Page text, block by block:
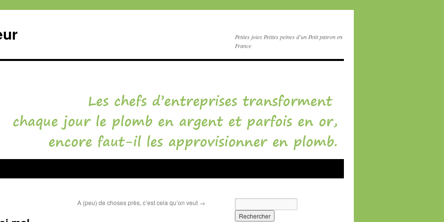
Petites joies Petites peines d'un Petit patron en
France
A (peu) de choses près, c’est cela qu’on veut →